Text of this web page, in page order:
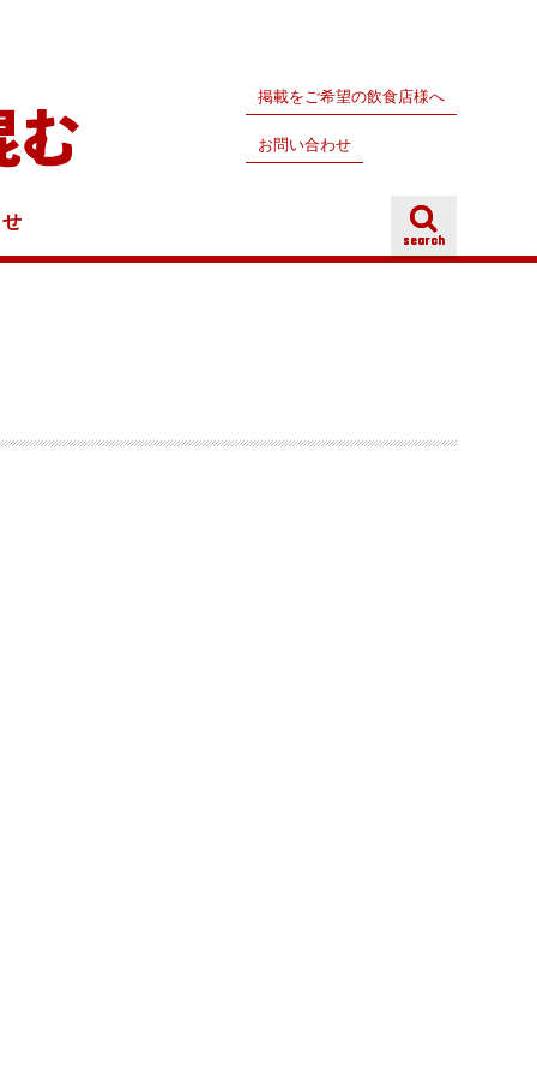
掲載をご希望の飲食店様へ
お問い合わせ
search
search